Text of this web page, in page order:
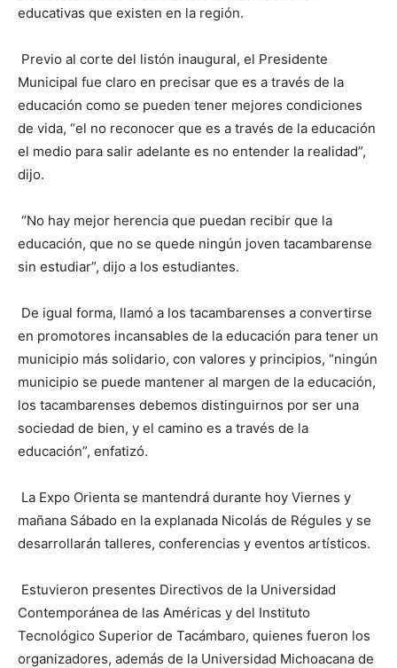
educativas que existen en la región.
Previo al corte del listón inaugural, el Presidente
Municipal fue claro en precisar que es a través de la
educación como se pueden tener mejores condiciones
de vida, “el no reconocer que es a través de la educación
el medio para salir adelante es no entender la realidad”,
dijo.
“No hay mejor herencia que puedan recibir que la
educación, que no se quede ningún joven tacambarense
sin estudiar”, dijo a los estudiantes.
De igual forma, llamó a los tacambarenses a convertirse
en promotores incansables de la educación para tener un
municipio más solidario, con valores y principios, “ningún
municipio se puede mantener al margen de la educación,
los tacambarenses debemos distinguirnos por ser una
sociedad de bien, y el camino es a través de la
educación”, enfatizó.
La Expo Orienta se mantendrá durante hoy Viernes y
mañana Sábado en la explanada Nicolás de Régules y se
desarrollarán talleres, conferencias y eventos artísticos.
Estuvieron presentes Directivos de la Universidad
Contemporánea de las Américas y del Instituto
Tecnológico Superior de Tacámbaro, quienes fueron los
organizadores, además de la Universidad Michoacana de